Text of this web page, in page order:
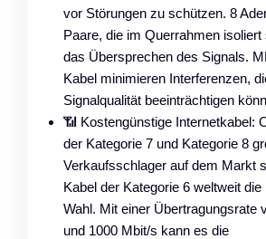
vor Störungen zu schützen. 8
Paare, die im Querrahmen
das Übersprechen des Signals.
Kabel minimieren Interferenzen,
Signalqualität beeinträchtigen
📶 Kostengünstige Internetkabel:
der Kategorie 7 und Kategorie 8
Verkaufsschlager auf dem Markt
Kabel der Kategorie 6 weltweit die
Wahl. Mit einer Übertragungsrate
und 1000 Mbit/s kann es die